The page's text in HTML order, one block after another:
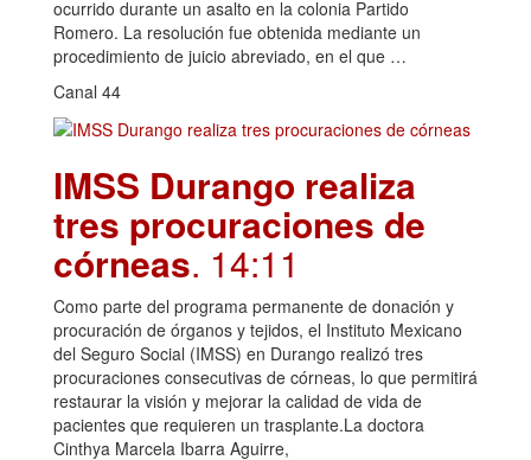
ocurrido durante un asalto en la colonia Partido
Romero. La resolución fue obtenida mediante un
procedimiento de juicio abreviado, en el que …
Canal 44
IMSS Durango realiza
tres procuraciones de
córneas. 14:11
Como parte del programa permanente de donación y
procuración de órganos y tejidos, el Instituto Mexicano
del Seguro Social (IMSS) en Durango realizó tres
procuraciones consecutivas de córneas, lo que permitirá
restaurar la visión y mejorar la calidad de vida de
pacientes que requieren un trasplante.La doctora
Cinthya Marcela Ibarra Aguirre,